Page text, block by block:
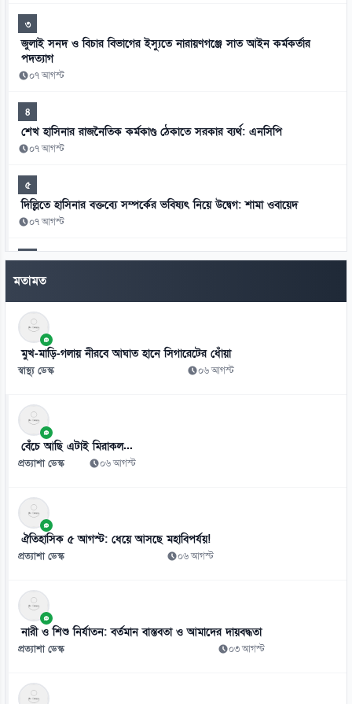
৩
জুলাই সনদ ও বিচার বিভাগের ইস্যুতে নারায়ণগঞ্জে সাত আইন কর্মকর্তার
পদত্যাগ
০৭ আগস্ট
৪
শেখ হাসিনার রাজনৈতিক কর্মকাণ্ড ঠেকাতে সরকার ব্যর্থ: এনসিপি
০৭ আগস্ট
৫
দিল্লিতে হাসিনার বক্তব্যে সম্পর্কের ভবিষ্যৎ নিয়ে উদ্বেগ: শামা ওবায়েদ
০৭ আগস্ট
৬
মানবতাবিরোধী অপরাধের খসড়া তদন্তে জাফর ইকবালসহ চারজনের নাম
৭
চার বিভাগ ও মন্ত্রণালয়ে নতুন সচিব নিয়োগ ও পদায়ন
০৬ আগস্ট
৮
স্কুলে ভর্তিতে প্রথম শ্রেণি লটারিতে ও দ্বিতীয় থেকে নবম পর্যন্ত দিতে হবে
পরীক্ষা
০৬ আগস্ট
দরপত্র ছাড়াই বিআরটিসির চার্জিং স্টেশন ও অবকাঠামো নির্মাণের সিদ্ধান্ত
০৬ আগস্ট
০৬ আগস্ট
১১
পাসওয়ার্ড নয় এখন ভরসা পাসকী, কীভাবে নিরাপত্তা দেবে?
মতামত
মুখ-মাড়ি-গলায় নীরবে আঘাত হানে সিগারেটের ধোঁয়া
স্বাস্থ্য ডেস্ক ০৬ আগস্ট
বেঁচে আছি এটাই মিরাকল...
প্রত্যাশা ডেস্ক ০৬ আগস্ট
ঐতিহাসিক ৫ আগস্ট: ধেয়ে আসছে মহাবিপর্যয়!
প্রত্যাশা ডেস্ক ০৬ আগস্ট
নারী ও শিশু নির্যাতন: বর্তমান বাস্তবতা ও আমাদের দায়বদ্ধতা
প্রত্যাশা ডেস্ক ০৩ আগস্ট